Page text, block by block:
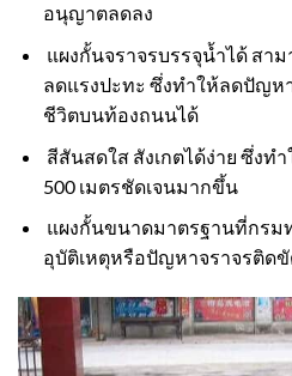
อนุญาตลดลง
แผงกั้นจราจรบรรจุน้ำได้ สา
ลดแรงปะทะ ซึ่งทำให้ลดปัญห
ชีวิตบนท้องถนนได้
สีสันสดใส สังเกตได้ง่าย ซึ่งท
500 เมตรชัดเจนมากขึ้น
แผงกั้นขนาดมาตรฐานที่กรม
อุบัติเหตุหรือปัญหาจราจรติด